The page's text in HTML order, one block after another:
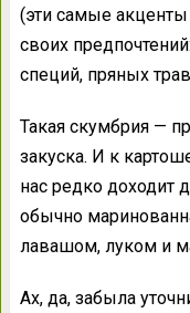
(эти самые акценты
своих
специй, пряных
Такая скумбрия —
закуска. И к
нас редко доходит
обычно
лавашом, луком и
Ах, да, забыла